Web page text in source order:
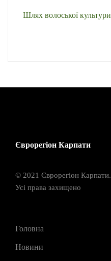
Шлях волоської культури
Єврорегіон Карпати
© 2021 Єврорегіон Карпати.
Усі права захищено
Головна
Новини